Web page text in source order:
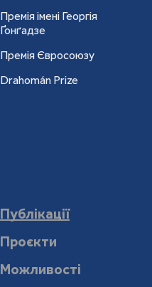
Премія імені Георгія
Ґонґадзе
Премія Євросоюзу
Drahomán Prize
Публікації
Проєкти
Можливості